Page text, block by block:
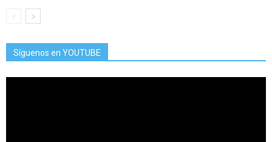
Síguenos en YOUTUBE